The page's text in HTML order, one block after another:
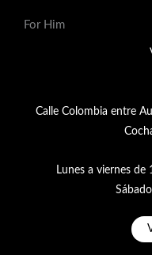
For Him
Calle Colombia entre
Lunes a viernes